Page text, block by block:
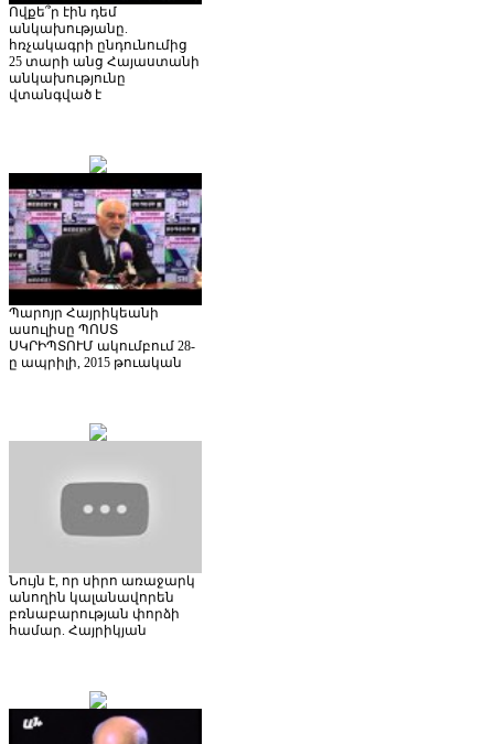
Ովքե՞ր էին դեմ
անկախությանը.
հռչակագրի ընդունումից
25 տարի անց Հայաստանի
անկախությունը
վտանգված է
Պարոյր Հայրիկեանի
ասուլիսը ՊՈՍՏ
ՍԿՐԻՊՏՈՒՄ ակումբում 28-
ը ապրիլի, 2015 թուական
Նույն է, որ սիրո առաջարկ
անողին կալանավորեն
բռնաբարության փորձի
համար. Հայրիկյան